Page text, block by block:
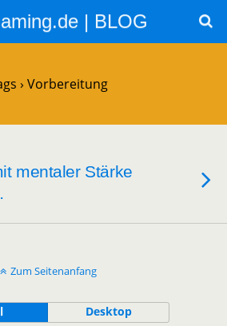
| BLOG
› Vorbereitung
mentaler Stärke
Zum Seitenanfang
Desktop